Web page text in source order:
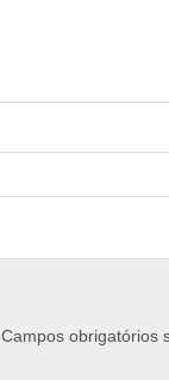
Campos obrigatórios